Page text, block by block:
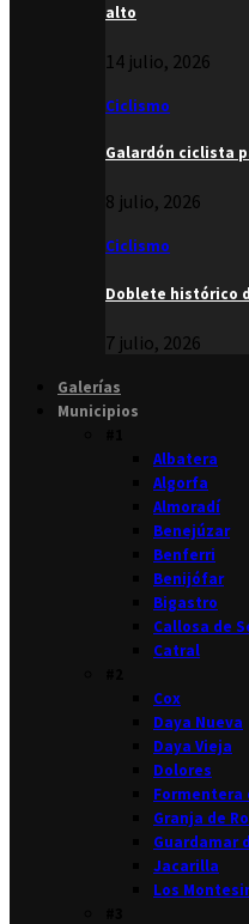
alto
14 julio, 2026
Ciclismo
Galardón ciclista
8 julio, 2026
Ciclismo
Doblete histórico
7 julio, 2026
Galerías
Municipios
Albatera
Algorfa
Almoradí
Benejúzar
Benferri
Benijófar
Bigastro
Callosa de
Catral
Cox
Daya Nueva
Daya Vieja
Dolores
Formentera
Granja de
Guardamar
Jacarilla
Los